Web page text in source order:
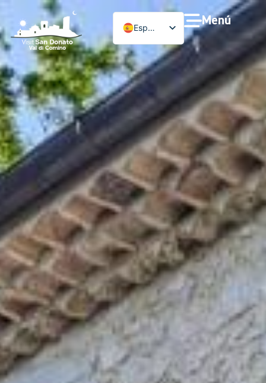
Español
Menú